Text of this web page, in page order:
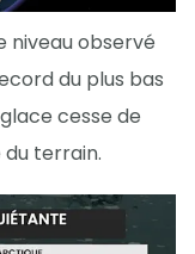
niveau observé
du plus bas
cesse de
terrain.